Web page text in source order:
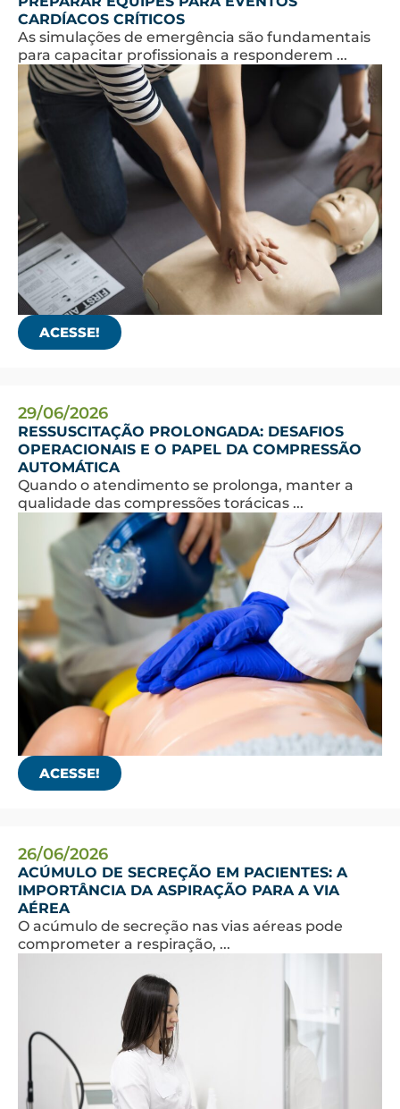
CARDÍACOS CRÍTICOS
As simulações de emergência são fundamentais
para capacitar profissionais a responderem ...
ACESSE!
29/06/2026
RESSUSCITAÇÃO PROLONGADA: DESAFIOS
OPERACIONAIS E O PAPEL DA COMPRESSÃO
AUTOMÁTICA
Quando o atendimento se prolonga, manter a
qualidade das compressões torácicas ...
ACESSE!
26/06/2026
ACÚMULO DE SECREÇÃO EM PACIENTES: A
IMPORTÂNCIA DA ASPIRAÇÃO PARA A VIA
AÉREA
O acúmulo de secreção nas vias aéreas pode
comprometer a respiração, ...